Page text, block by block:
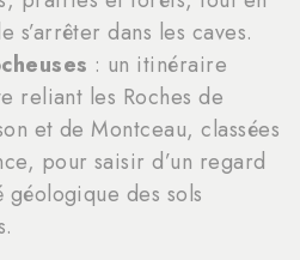
s’arrêter dans les caves.
: un itinéraire
reliant les Roches de
et de Montceau, classées
pour saisir d’un regard
des sols